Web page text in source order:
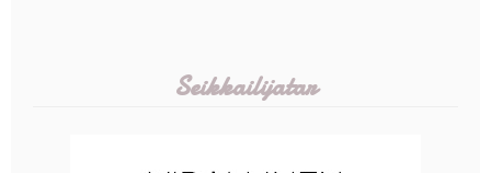
Seikkailijatar